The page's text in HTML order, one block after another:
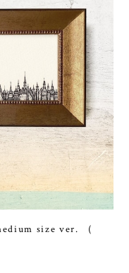
size ver. （